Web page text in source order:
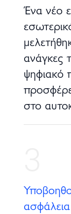
Ένα νέο
ανάγκες
ψηφιακό
στο
ασφάλεια